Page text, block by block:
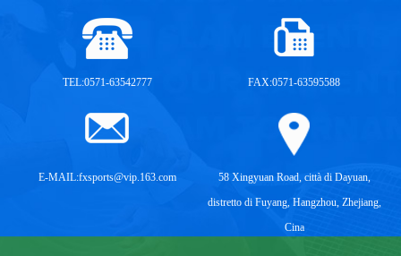
TEL:0571-63542777 FAX:0571-63595588
E-MAIL:fxsports@vip.163.com
58 Xingyuan Road, città di Dayuan,
distretto di Fuyang, Hangzhou, Zhejiang,
Cina